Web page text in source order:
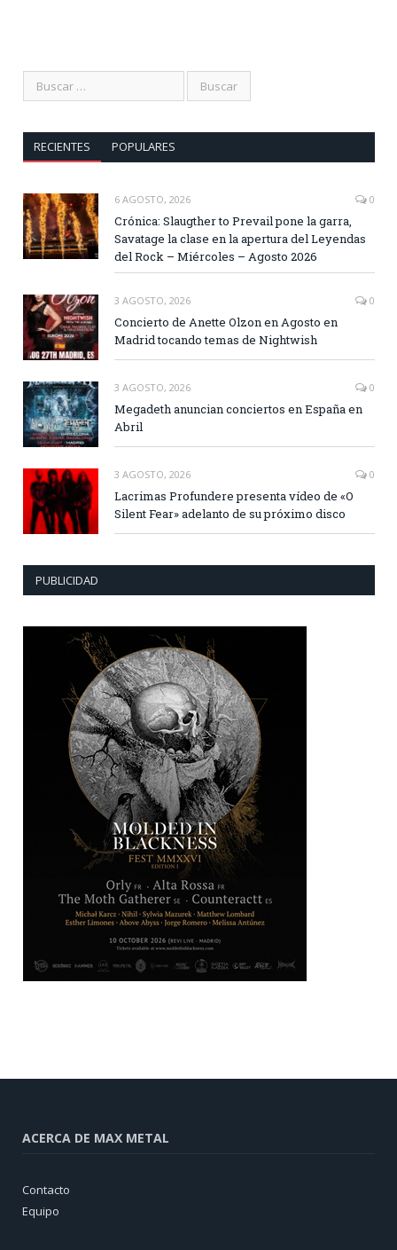
RECIENTES POPULARES
6 AGOSTO, 2026 0
Crónica: Slaugther to Prevail pone la garra,
Savatage la clase en la apertura del Leyendas
del Rock – Miércoles – Agosto 2026
3 AGOSTO, 2026 0
Concierto de Anette Olzon en Agosto en
Madrid tocando temas de Nightwish
3 AGOSTO, 2026 0
Megadeth anuncian conciertos en España en
Abril
3 AGOSTO, 2026 0
Lacrimas Profundere presenta vídeo de «O
Silent Fear» adelanto de su próximo disco
PUBLICIDAD
ACERCA DE MAX METAL
Contacto
Equipo